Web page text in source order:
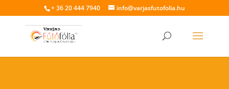
+ 36 20 444 7940 info@varjasfutofolia.hu